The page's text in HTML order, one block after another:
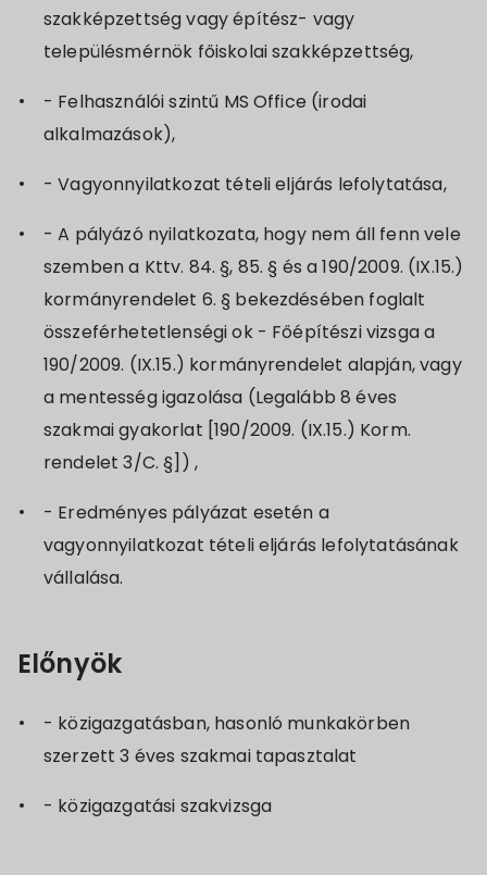
szakképzettség vagy építész- vagy
településmérnök főiskolai szakképzettség,
- Felhasználói szintű MS Office (irodai
alkalmazások),
- Vagyonnyilatkozat tételi eljárás lefolytatása,
- A pályázó nyilatkozata, hogy nem áll fenn vele
szemben a Kttv. 84. §, 85. § és a 190/2009. (IX.15.)
kormányrendelet 6. § bekezdésében foglalt
összeférhetetlenségi ok - Főépítészi vizsga a
190/2009. (IX.15.) kormányrendelet alapján, vagy
a mentesség igazolása (Legalább 8 éves
szakmai gyakorlat [190/2009. (IX.15.) Korm.
rendelet 3/C. §]) ,
- Eredményes pályázat esetén a
vagyonnyilatkozat tételi eljárás lefolytatásának
vállalása.
Előnyök
- közigazgatásban, hasonló munkakörben
szerzett 3 éves szakmai tapasztalat
- közigazgatási szakvizsga